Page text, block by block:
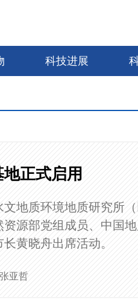
科技进展
正式启用
地质环境地质研究所
源部党组成员、中国
黄晓舟出席活动。
亚哲